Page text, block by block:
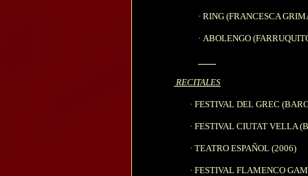
· RING (FRANCESCA
· ABOLENGO
RECITALES
· FESTIVAL DEL GREC
· FESTIVAL CIUTAT VELLA
· TEATRO ESPAÑOL (2006)
· FESTIVAL FLAMENCO